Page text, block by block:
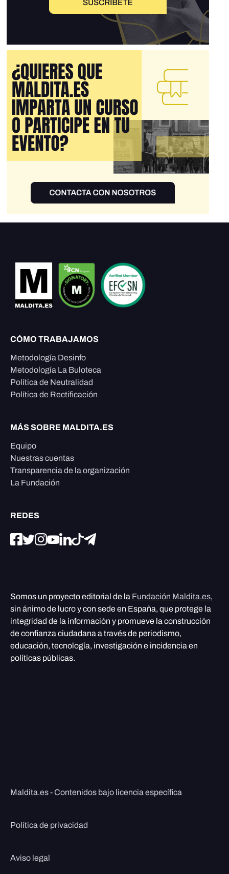
CÓMO TRABAJAMOS
Metodología Desinfo
Metodología La Buloteca
Política de Neutralidad
Política de Rectificación
MÁS SOBRE MALDITA.ES
Equipo
Nuestras cuentas
Transparencia de la organización
La Fundación
REDES
Somos un proyecto editorial de la Fundación Maldita.es,
sin ánimo de lucro y con sede en España, que protege la
integridad de la información y promueve la construcción
de confianza ciudadana a través de periodismo,
educación, tecnología, investigación e incidencia en
políticas públicas.
Maldita.es - Contenidos bajo licencia específica
Política de privacidad
Aviso legal